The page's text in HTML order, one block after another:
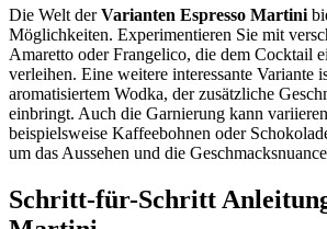
Die Welt derVarianten Espresso Martini
Möglichkeiten. Experimentieren Sie mit
Amaretto oder Frangelico, die dem Cocktail
verleihen. Eine weitere interessante Variante
aromatisiertem Wodka, der zusätzliche
einbringt. Auch die Garnierung kann
beispielsweise Kaffeebohnen oder
um das Aussehen und die
Schritt-für-Schritt